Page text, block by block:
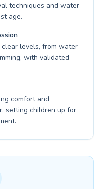
techniques and water
age.
levels, from water
with validated
comfort and
setting children up for